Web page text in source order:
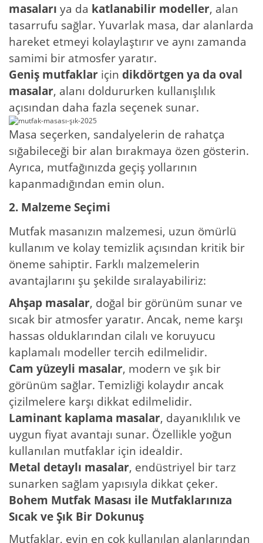
masaları ya da katlanabilir modeller, alan
tasarrufu sağlar. Yuvarlak masa, dar alanlarda
hareket etmeyi kolaylaştırır ve aynı zamanda
samimi bir atmosfer yaratır.
Geniş mutfaklar için dikdörtgen ya da oval
masalar, alanı doldururken kullanışlılık
açısından daha fazla seçenek sunar.
Masa seçerken, sandalyelerin de rahatça
sığabileceği bir alan bırakmaya özen gösterin.
Ayrıca, mutfağınızda geçiş yollarının
kapanmadığından emin olun.
2. Malzeme Seçimi
Mutfak masanızın malzemesi, uzun ömürlü
kullanım ve kolay temizlik açısından kritik bir
öneme sahiptir. Farklı malzemelerin
avantajlarını şu şekilde sıralayabiliriz:
Ahşap masalar, doğal bir görünüm sunar ve
sıcak bir atmosfer yaratır. Ancak, neme karşı
hassas olduklarından cilalı ve koruyucu
kaplamalı modeller tercih edilmelidir.
Cam yüzeyli masalar, modern ve şık bir
görünüm sağlar. Temizliği kolaydır ancak
çizilmelere karşı dikkat edilmelidir.
Laminant kaplama masalar, dayanıklılık ve
uygun fiyat avantajı sunar. Özellikle yoğun
kullanılan mutfaklar için idealdir.
Metal detaylı masalar, endüstriyel bir tarz
sunarken sağlam yapısıyla dikkat çeker.
Bohem Mutfak Masası ile Mutfaklarınıza
Sıcak ve Şık Bir Dokunuş
Mutfaklar, evin en çok kullanılan alanlarından